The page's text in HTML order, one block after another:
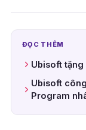
ĐỌC THÊM
Ubisoft
Ubisoft
Program